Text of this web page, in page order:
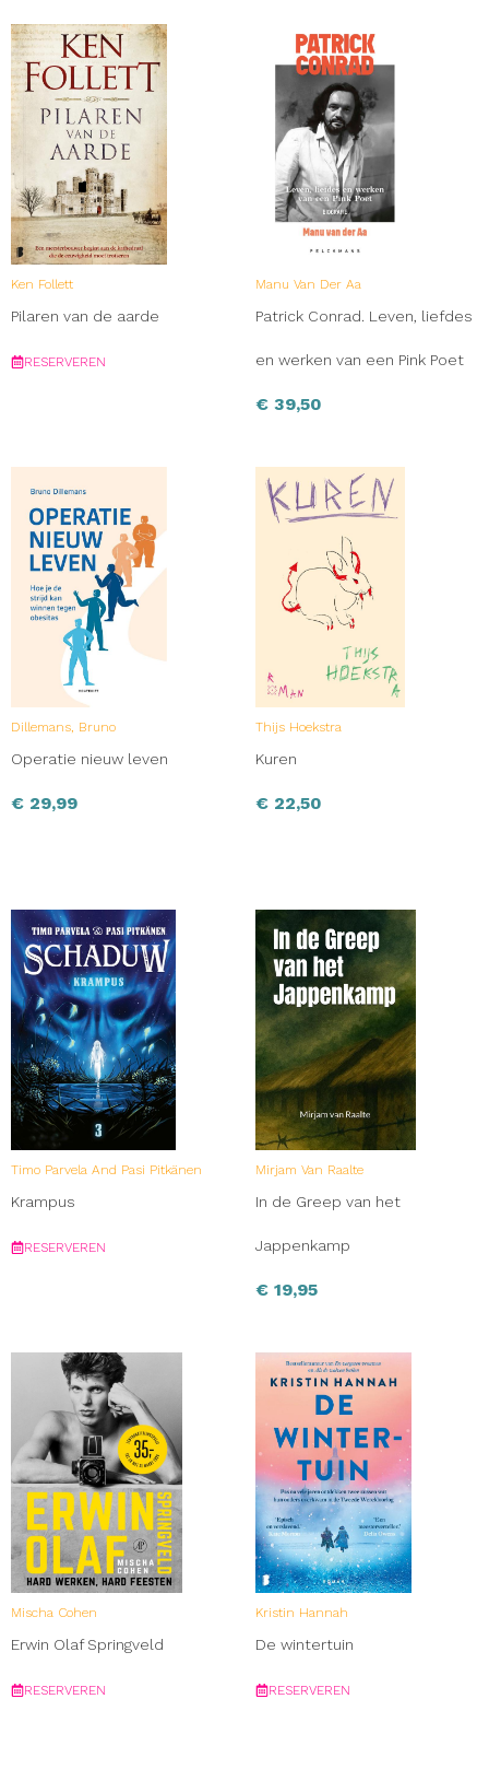
Ken Follett
Pilaren van de aarde
RESERVEREN
Manu Van Der Aa
Patrick Conrad. Leven, liefdes
en werken van een Pink Poet
€ 39,50
Dillemans, Bruno
Operatie nieuw leven
€ 29,99
Thijs Hoekstra
Kuren
€ 22,50
Timo Parvela And Pasi Pitkänen
Krampus
RESERVEREN
Mirjam Van Raalte
In de Greep van het
Jappenkamp
€ 19,95
Mischa Cohen
Erwin Olaf Springveld
RESERVEREN
Kristin Hannah
De wintertuin
RESERVEREN